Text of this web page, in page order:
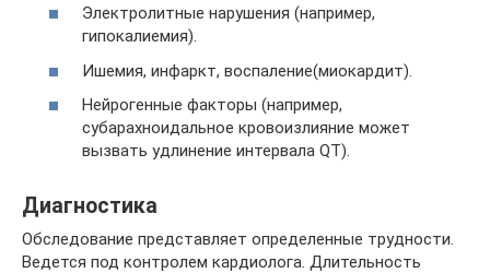
Электролитные нарушения (например,
гипокалиемия).
Ишемия, инфаркт, воспаление(миокардит).
Нейрогенные факторы (например,
субарахноидальное кровоизлияние может
вызвать удлинение интервала QT).
Диагностика
Обследование представляет определенные трудности.
Ведется под контролем кардиолога. Длительность